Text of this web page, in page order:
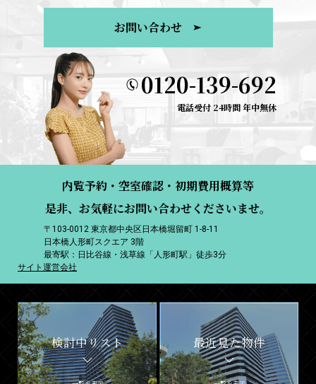
お問い合わせ
0120-139-692
電話受付 24時間 年中無休
内覧予約・空室確認・初期費用概算等
是非、お気軽にお問い合わせくださいませ。
〒103-0012 東京都中央区日本橋堀留町 1-8-11
日本橋人形町スクエア 3階
最寄駅：日比谷線・浅草線「人形町駅」徒歩3分
サイト運営会社
検討中リスト 最近見た物件